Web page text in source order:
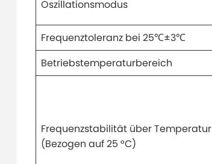
Oszillationsmodus
Frequenztoleranz bei 25℃±3℃
Betriebstemperaturbereich
Frequenzstabilität über Temperatur
(Bezogen auf 25 °C)